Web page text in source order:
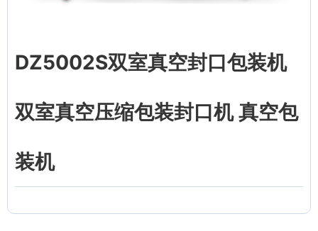
DZ5002S双室真空封口包装机
双室真空压缩包装封口机 真空包
装机